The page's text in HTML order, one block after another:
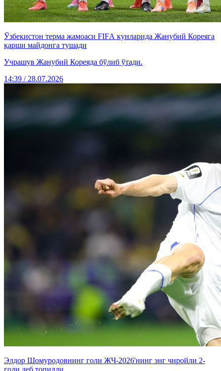
Ўзбекистон терма жамоаси FIFА кунларида Жанубий Кореяга
қарши майдонга тушади
Учрашув Жанубий Кореяда бўлиб ўтади.
14:39 / 28.07.2026
Элдор Шомуродовнинг голи ЖЧ-2026'нинг энг чиройли 2-